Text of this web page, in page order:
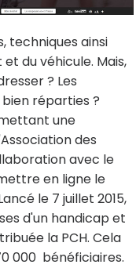
techniques ainsi
du véhicule. Mais,
? Les
réparties ?
une
des
avec le
en ligne le
le 7 juillet 2015,
d'un handicap et
la PCH. Cela
000 bénéficiaires.